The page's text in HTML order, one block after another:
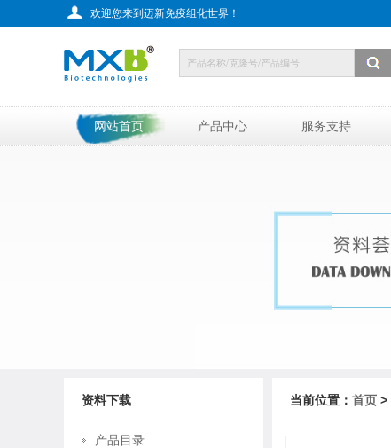
欢迎您来到迈新免疫组化世界！
网站首页 产品中心 服务支持
资料下载
产品目录
当前位置： 首页 >